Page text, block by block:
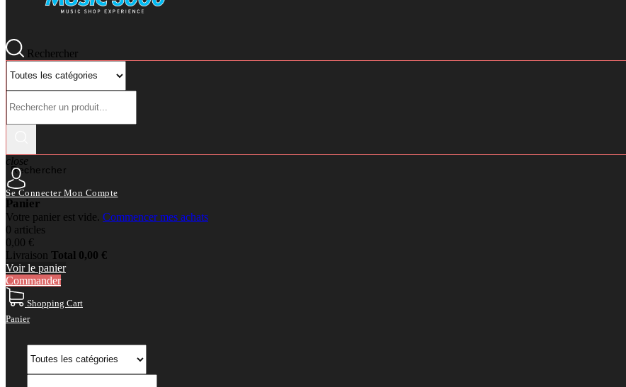
Rechercher
Rechercher
close
Se Connecter Mon Compte
Panier
Votre panier est vide. Commencer mes achats
0 articles
0,00 €
Livraison Total 0,00 €
Voir le panier
Commander
Shopping Cart
Panier